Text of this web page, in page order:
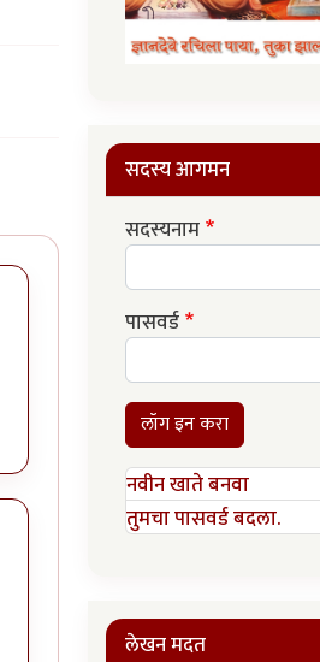
सदस्य आगमन
सदस्यनाम
पासवर्ड
लॉग इन करा
नवीन खाते बनवा
तुमचा पासवर्ड बदला.
लेखन मदत